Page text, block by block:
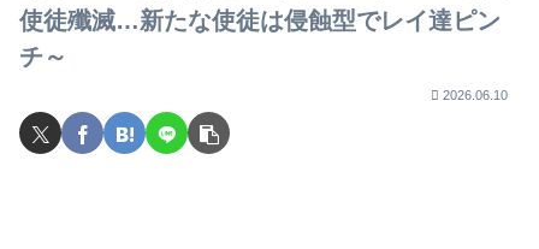
使徒殲滅…新たな使徒は侵蝕型でレイ達ピン
チ～
2026.06.10